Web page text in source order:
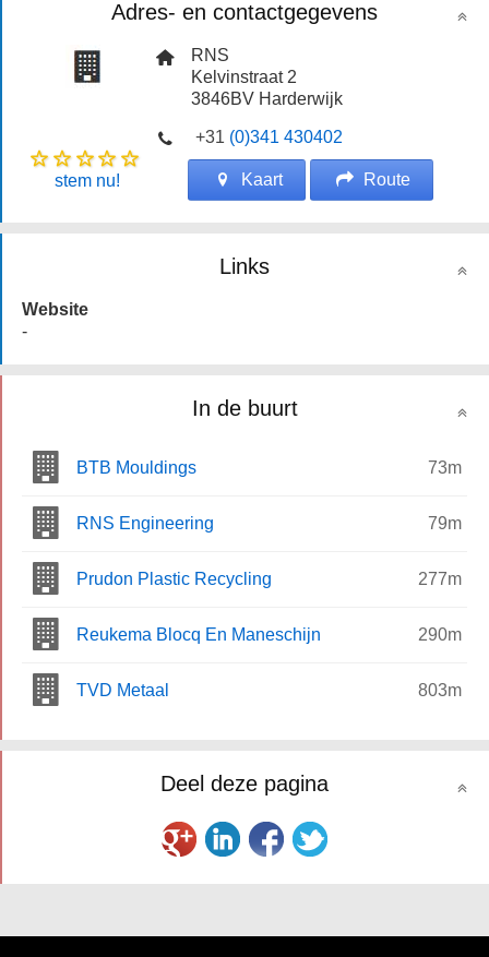
Adres- en contactgegevens
RNS
Kelvinstraat 2
3846BV Harderwijk
+31 (0)341 430402
stem nu! Kaart Route
Links
Website
-
In de buurt
BTB Mouldings 73m
RNS Engineering 79m
Prudon Plastic Recycling 277m
Reukema Blocq En Maneschijn 290m
TVD Metaal 803m
Deel deze pagina